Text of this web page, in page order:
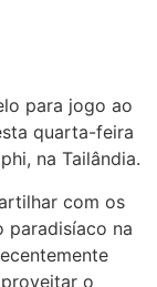
para jogo ao
quarta-feira
na Tailândia.
com os
paradisíaco na
o